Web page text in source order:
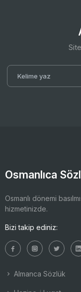
Osmanlıca
Osmanlı dönemi
hizmetinizde.
Bizi takip ediniz:
Almanca Sözlük